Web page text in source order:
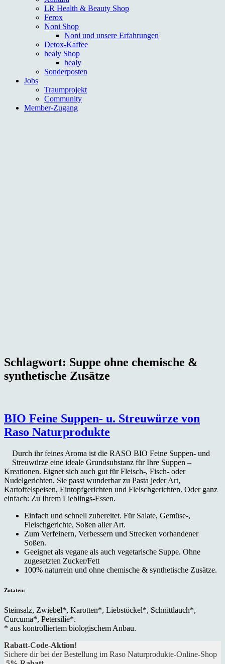
LR Health & Beauty Shop
Ferox
Noni Shop
Noni und unsere Erfahrungen
Detox-Kaffee
healy Shop
healy
Sonderposten
Jobs
Traumprojekt
Community
Member-Zugang
Schlagwort: Suppe ohne chemische &
synthetische Zusätze
BIO Feine Suppen- u. Streuwürze von
Raso Naturprodukte
Durch ihr feines Aroma ist die RASO BIO Feine Suppen- und
Streuwürze eine ideale Grundsubstanz für Ihre Suppen –
Kreationen. Eignet sich auch gut für Fleisch-, Fisch- oder
Nudelgerichten. Sie passt wunderbar zu Pasta jeder Art,
Kartoffelspeisen, Eintopfgerichten und Fleischgerichten. Oder ganz
einfach: Zu Ihrem Lieblings-Essen.
Einfach und schnell zubereitet. Für Salate, Gemüse-,
Fleischgerichte, Soßen aller Art.
Zum Verfeinern, Verbessern und Strecken vorhandener
Soßen.
Geeignet als vegane als auch vegetarische Suppe. Ohne
zugesetzten Zucker/Fett
100% naturrein und ohne chemische & synthetische Zusätze.
Zutaten:
Steinsalz, Zwiebel*, Karotten*, Liebstöckel*, Schnittlauch*,
Curcuma*, Petersilie*.
* aus kontrolliertem biologischem Anbau.
Rabatt-Code-Aktion!
Sichere dir bei der Bestellung im Raso Naturprodukte-Online-Shop